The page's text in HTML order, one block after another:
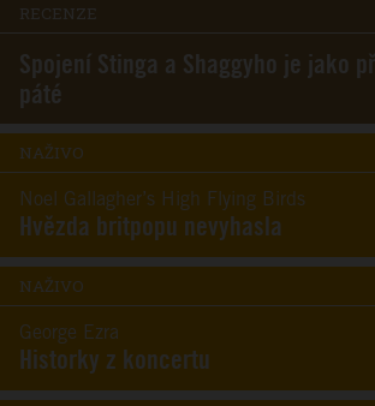
RECENZE
Spojení Stinga a Shaggyho je jako
páté
NAŽIVO
Noel Gallagher’s High Flying Birds
Hvězda britpopu nevyhasla
NAŽIVO
George Ezra
Historky z koncertu